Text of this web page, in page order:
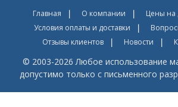
Главная О компании
Цены на
Условия оплаты и доставки
Отзывы клиентов
Новости
© 2003-2026 Любое использование
допустимо только с письменного